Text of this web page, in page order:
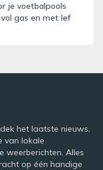
je voetbalpools
gas en met lef
het laatste nieuws,
van lokale
weerberichten. Alles
op één handige